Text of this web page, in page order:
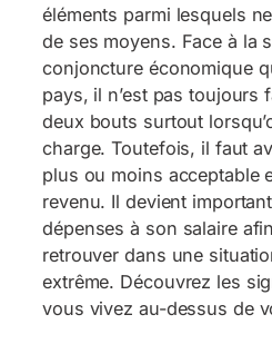
éléments parmi lesquels
de ses moyens. Face à la
conjoncture économique
pays, il n’est pas toujours
deux bouts surtout
charge. Toutefois, il faut
plus ou moins acceptable
revenu. Il devient
dépenses à son salaire
retrouver dans une
extrême. Découvrez les
vous vivez au-dessus de